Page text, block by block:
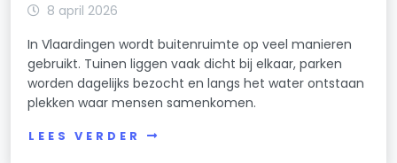
8 april 2026
In Vlaardingen wordt buitenruimte op veel manieren
gebruikt. Tuinen liggen vaak dicht bij elkaar, parken
worden dagelijks bezocht en langs het water ontstaan
plekken waar mensen samenkomen.
LEES VERDER